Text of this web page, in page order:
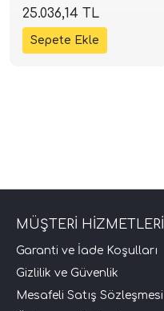
Setleri)
Koaksiyel Hoparlör |
260W 4 Ohm | SPLHIFI
25.036,14 TL
MÜŞTERİ HİZMETLERİ
Garanti ve İade Koşulları
Gizlilik ve Güvenlik
Mesafeli Satış Sözleşmesi